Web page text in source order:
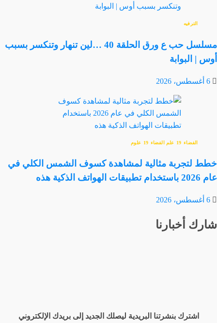
الترفيه
مسلسل حب ع ورق الحلقة 40 …لين تنهار وتنكسر بسبب
أوس | البوابة
6 أغسطس، 2026
الفضاء علم الفضاء علوم
خطط لتجربة مثالية لمشاهدة كسوف الشمس الكلي في
عام 2026 باستخدام تطبيقات الهواتف الذكية هذه
6 أغسطس، 2026
شارك أخبارنا
اشترك بنشرتنا البريدية ليصلك الجديد إلى بريدك الإلكتروني